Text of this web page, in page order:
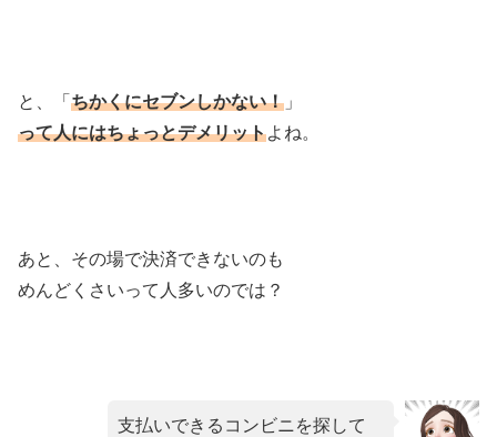
と、「 ちかくにセブンしかない！ 」
って人にはちょっとデメリットよね。
あと、その場で決済できないのも
めんどくさいって人多いのでは？
支払いできるコンビニを探して